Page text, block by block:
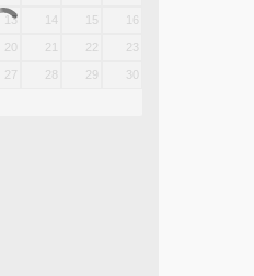
13 14 15 16
20 21 22 23
27 28 29 30